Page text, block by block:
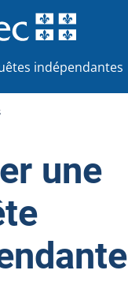
indépendantes
une